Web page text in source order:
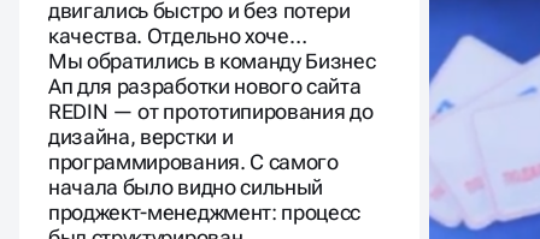
двигались быстро и без потери
качества. Отдельно хоче…
Мы обратились в команду Бизнес
Ап для разработки нового сайта
REDIN — от прототипирования до
дизайна, верстки и
программирования. С самого
начала было видно сильный
проджект-менеджмент: процесс